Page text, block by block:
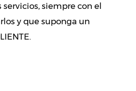
siempre con el
y que suponga un